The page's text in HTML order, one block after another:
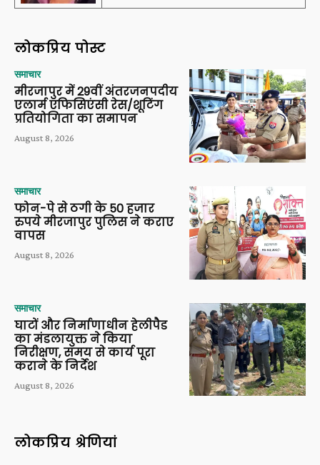
लोकप्रिय पोस्ट
समाचार
मीरजापुर में 29वीं अंतरजनपदीय
एलार्म एफिसिएंसी रेस/शूटिंग
प्रतियोगिता का समापन
August 8, 2026
समाचार
फोन-पे से ठगी के 50 हजार
रुपये मीरजापुर पुलिस ने कराए
वापस
August 8, 2026
समाचार
घाटों और निर्माणाधीन हेलीपैड
का मंडलायुक्त ने किया
निरीक्षण, समय से कार्य पूरा
कराने के निर्देश
August 8, 2026
लोकप्रिय श्रेणियां